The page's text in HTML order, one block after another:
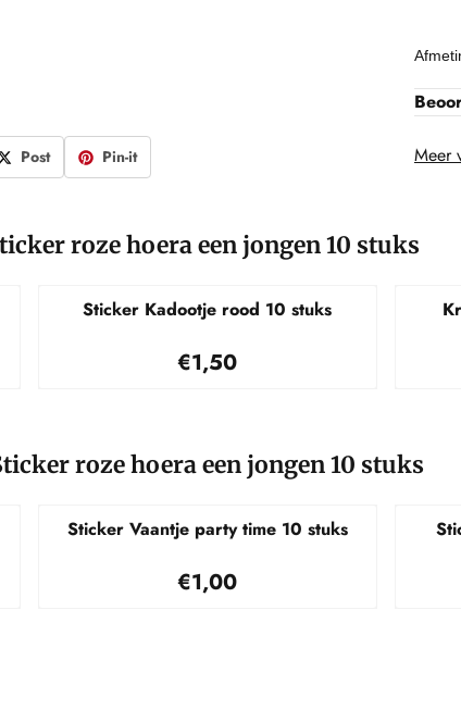
Post Pin-it Meer
roze hoera een jongen 10 stuks
Sticker Kadootje rood 10 stuks
Prijs: 1,50
€1,50
roze hoera een jongen 10 stuks
Sticker Vaantje party time 10 stuks
Prijs: 1,00
€1,00